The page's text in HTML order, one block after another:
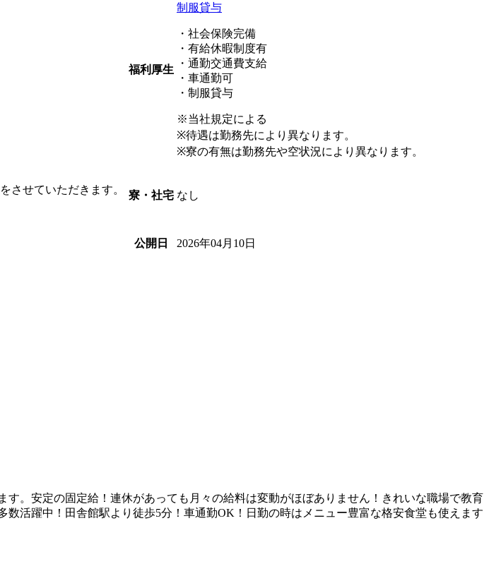
させていただきます。
福利厚生
制服貸与
・社会保険完備
・有給休暇制度有
・通勤交通費支給
・車通勤可
・制服貸与
※当社規定による
※待遇は勤務先により異なります。
※寮の有無は勤務先や空状況により異なります。
寮・社宅 なし
公開日 2026年04月10日
。安定の固定給！連休があっても月々の給料は変動がほぼありません！きれいな職場で教育
活躍中！田舎館駅より徒歩5分！車通勤OK！日勤の時はメニュー豊富な格安食堂も使えます